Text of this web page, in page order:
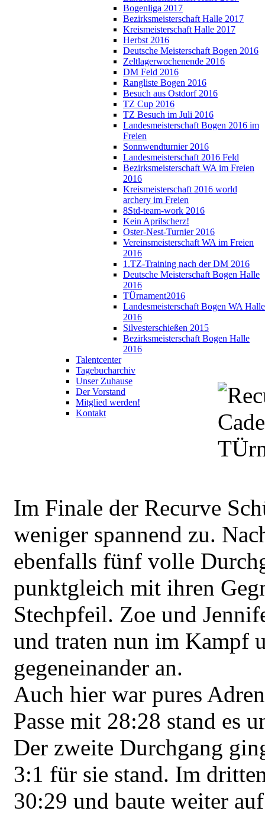
Bogenliga 2017
Bezirksmeisterschaft Halle 2017
Kreismeisterschaft Halle 2017
Herbst 2016
Deutsche Meisterschaft Bogen 2016
Zeltlagerwochenende 2016
DM Feld 2016
Rangliste Bogen 2016
Besuch aus Ostdorf 2016
TZ Cup 2016
TZ Besuch im Juli 2016
Landesmeisterschaft Bogen 2016 im
Freien
Sonnwendturnier 2016
Landesmeisterschaft 2016 Feld
Bezirksmeisterschaft WA im Freien
2016
Kreismeisterschaft 2016 world
archery im Freien
8Std-team-work 2016
Kein Aprilscherz!
Oster-Nest-Turnier 2016
Vereinsmeisterschaft WA im Freien
2016
1.TZ-Training nach der DM 2016
Deutsche Meisterschaft Bogen Halle
2016
TÜrnament2016
Landesmeisterschaft Bogen WA Halle
2016
Silvesterschießen 2015
Bezirksmeisterschaft Bogen Halle
2016
Talentcenter
Tagebucharchiv
Unser Zuhause
Der Vorstand
Mitglied werden!
Kontakt
Im Finale der Recurve
weniger spannend zu.
ebenfalls fünf volle
punktgleich mit ihren
Stechpfeil. Zoe und
und traten nun im Kampf
gegeneinander an.
Auch hier war pures
Passe mit 28:28 stand es
Der zweite Durchgang
3:1 für sie stand. Im
30:29 und baute weiter